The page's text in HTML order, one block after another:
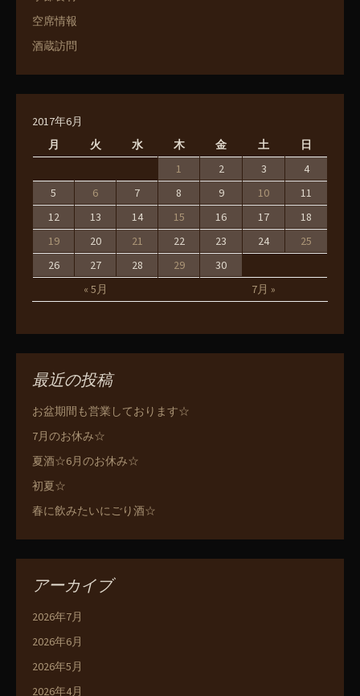
空席情報
酒蔵訪問
2017年6月
月
火 水 木 金 土 日
« 5月 7月 »
1 2 3
4
5
6 7 8 9 10
11
12
13 14 15 16 17
18
19
20 21 22 23 24
25
26
27 28 29 30
最近の投稿
お盆期間も営業しております☆
7月のお休み☆
夏酒☆6月のお休み☆
初夏☆
春に飲みたいにごり酒☆
アーカイブ
2026年7月
2026年6月
2026年5月
2026年4月